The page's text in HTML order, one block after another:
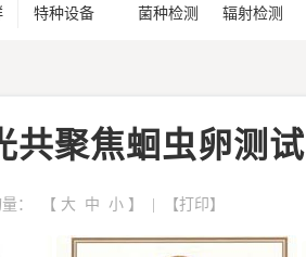
特种设备
菌种检测 辐射检测
共聚焦蛔虫卵测试
： 【 大 中 小 】 | 【打印 】